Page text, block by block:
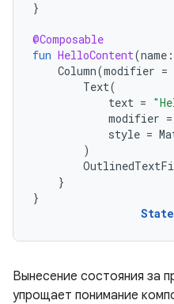
}
@Composable
fun HelloContent(name :
Column(modifier =
Text(
text =
modifier =
style =
)
}
}
Вынесение состояния за
упрощает понимание